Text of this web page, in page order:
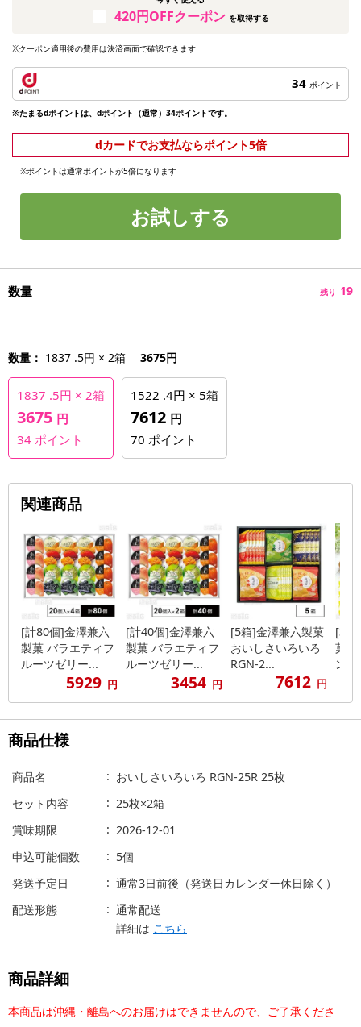
420円OFFクーポン を取得する
※クーポン適用後の費用は決済画面で確認できます
34 ポイント
※たまるdポイントは、dポイント（通常）34ポイントです。
dカードでお支払ならポイント5倍
※ポイントは通常ポイントが5倍になります
お試しする
数量 残り 19
数量： 1837 .5円 × 2箱 3675円
1837 .5円 × 2箱
3675 円
34 ポイント
1522 .4円 × 5箱
7612 円
70 ポイント
関連商品
[計80個]金澤兼六
製菓 バラエティフ
ルーツゼリー...
5929 円
[計40個]金澤兼六
製菓 バラエティフ
ルーツゼリー...
3454 円
[5箱]金澤兼六製菓
おいしさいろいろ
RGN-2...
7612 円
[30
菓
ン
商品仕様
商品名
おいしさいろいろ RGN-25R 25枚
セット内容
25枚×2箱
賞味期限
2026-12-01
申込可能個数
5個
発送予定日
通常3日前後（発送日カレンダー休日除く）
配送形態
通常配送
詳細は こちら
商品詳細
本商品は沖縄・離島へのお届けはできませんので、ご了承くださ